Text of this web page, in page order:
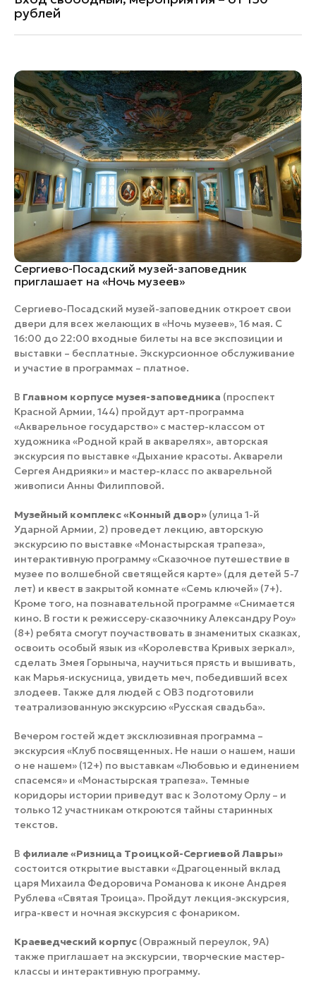
рублей
Сергиево-Посадский музей-заповедник
приглашает на «Ночь музеев»
Сергиево-Посадский музей-заповедник откроет свои
двери для всех желающих в «Ночь музеев», 16 мая. С
16:00 до 22:00 входные билеты на все экспозиции и
выставки – бесплатные. Экскурсионное обслуживание
и участие в программах – платное.
В Главном корпусе музея-заповедника (проспект
Красной Армии, 144) пройдут арт-программа
«Акварельное государство» с мастер-классом от
художника «Родной край в акварелях», авторская
экскурсия по выставке «Дыхание красоты. Акварели
Сергея Андрияки» и мастер-класс по акварельной
живописи Анны Филипповой.
Музейный комплекс «Конный двор» (улица 1-й
Ударной Армии, 2) проведет лекцию, авторскую
экскурсию по выставке «Монастырская трапеза»,
интерактивную программу «Сказочное путешествие в
музее по волшебной светящейся карте» (для детей 5-7
лет) и квест в закрытой комнате «Семь ключей» (7+).
Кроме того, на познавательной программе «Снимается
кино. В гости к режиссеру‑сказочнику Александру Роу»
(8+) ребята смогут поучаствовать в знаменитых сказках,
освоить особый язык из «Королевства Кривых зеркал»,
сделать Змея Горыныча, научиться прясть и вышивать,
как Марья‑искусница, увидеть меч, победивший всех
злодеев. Также для людей с ОВЗ подготовили
театрализованную экскурсию «Русская свадьба».
Вечером гостей ждет эксклюзивная программа –
экскурсия «Клуб посвященных. Не наши о нашем, наши
о не нашем» (12+) по выставкам «Любовью и единением
спасемся» и «Монастырская трапеза». Темные
коридоры истории приведут вас к Золотому Орлу – и
только 12 участникам откроются тайны старинных
текстов.
В филиале «Ризница Троицкой-Сергиевой Лавры»
состоится открытие выставки «Драгоценный вклад
царя Михаила Федоровича Романова к иконе Андрея
Рублева «Святая Троица». Пройдут лекция-экскурсия,
игра-квест и ночная экскурсия с фонариком.
Краеведческий корпус (Овражный переулок, 9А)
также приглашает на экскурсии, творческие мастер-
классы и интерактивную программу.